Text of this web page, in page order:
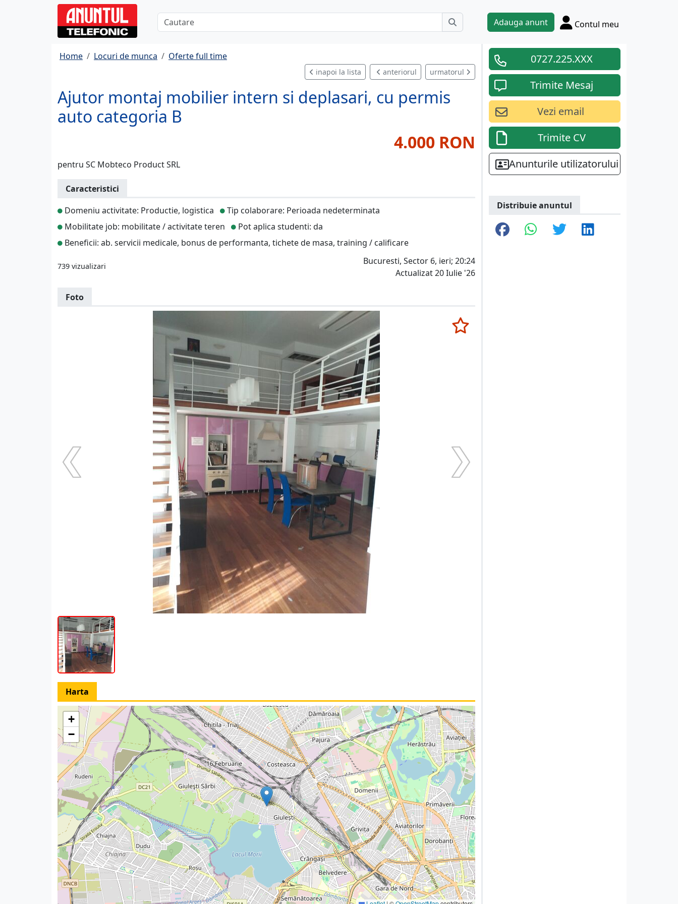
Adauga anunt Contul meu
Home Locuri de munca Oferte full time
inapoi la lista anteriorul urmatorul
Ajutor montaj mobilier intern si deplasari, cu permis
auto categoria B
4.000 RON
pentru SC Mobteco Product SRL
Caracteristici
Domeniu activitate: Productie, logistica
Tip colaborare: Perioada nedeterminata
Mobilitate job: mobilitate / activitate teren
Pot aplica studenti: da
Beneficii: ab. servicii medicale, bonus de performanta, tichete de masa, training / calificare
739 vizualizari
Bucuresti, Sector 6, ieri; 20:24
Actualizat 20 Iulie '26
Foto
Harta
+
−
0727.225.XXX
Trimite Mesaj
Vezi email
Trimite CV
Anunturile utilizatorului
Distribuie anuntul